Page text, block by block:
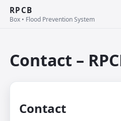
RPCB
Box • Flood Prevention System
Contact –
Contact